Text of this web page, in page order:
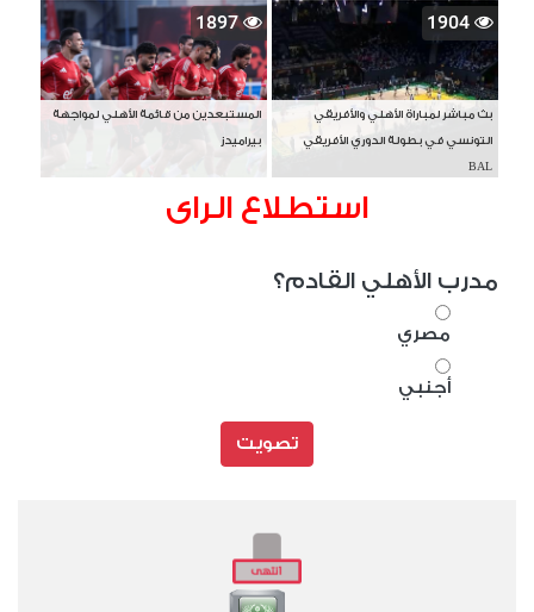
1904
بث مباشر لمباراة الأهلي والأفريقي
التونسي في بطولة الدوري الأفريقي
BAL
1897
المستبعدين من قائمة الأهلي لمواجهة
بيراميدز
استطلاع الراى
مدرب الأهلي القادم؟
مصري
أجنبي
تصويت